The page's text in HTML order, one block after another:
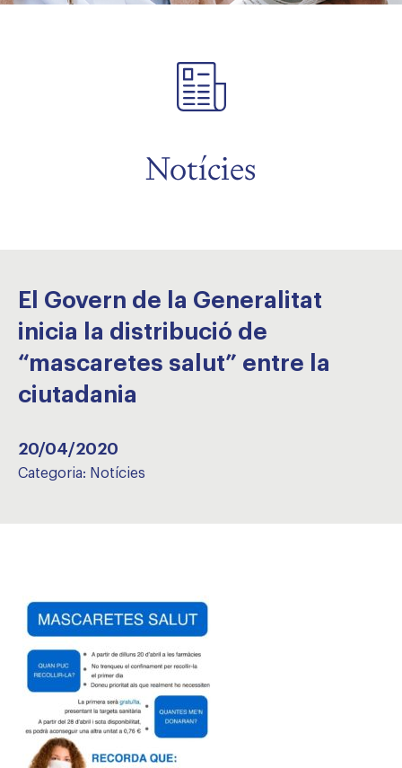
Notícies
El Govern de la Generalitat
inicia la distribució de
“mascaretes salut” entre la
ciutadania
20/04/2020
Categoria: Notícies